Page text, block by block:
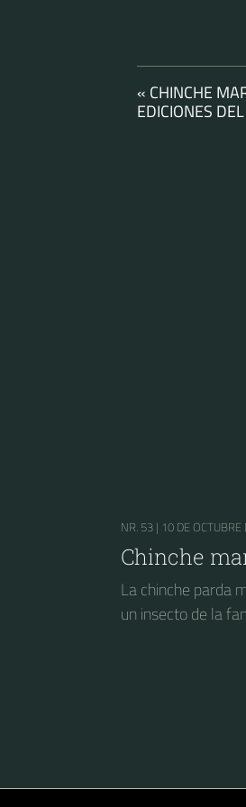
« CHINCHE
EDICIONES
NR. 53 | 10 DE
Chinche
La chinche parda
un insecto de la